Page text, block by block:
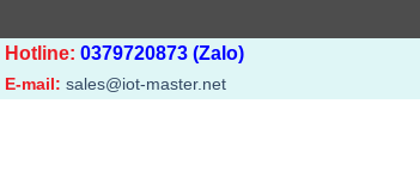
Hotline: 0379720873 (Zalo)
E-mail: sales@iot-master.net